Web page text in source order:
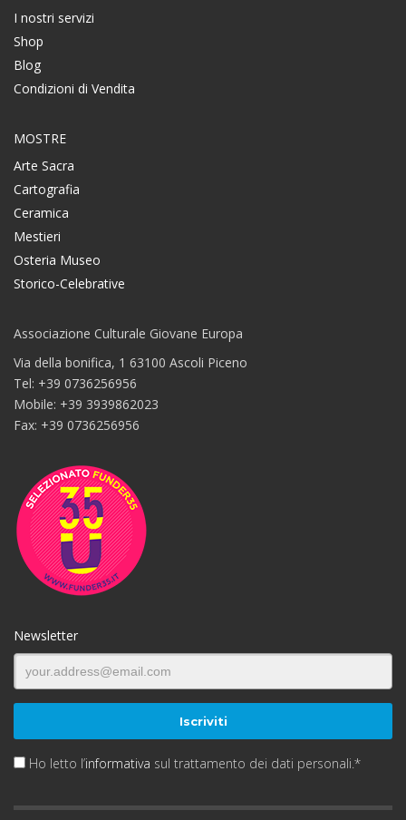
I nostri servizi
Shop
Blog
Condizioni di Vendita
MOSTRE
Arte Sacra
Cartografia
Ceramica
Mestieri
Osteria Museo
Storico-Celebrative
Associazione Culturale Giovane Europa
Via della bonifica, 1 63100 Ascoli Piceno
Tel: +39 0736256956
Mobile: +39 3939862023
Fax: +39 0736256956
Newsletter
Ho letto l’informativa sul trattamento dei dati personali.*